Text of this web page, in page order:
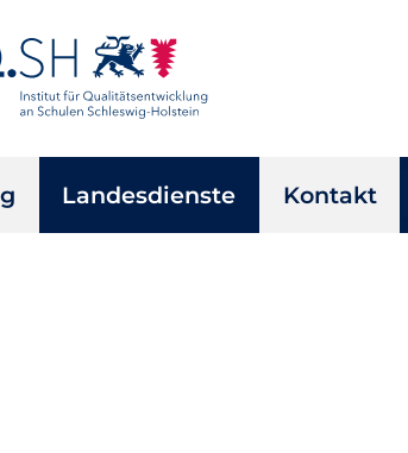
Landesdienste Kontakt